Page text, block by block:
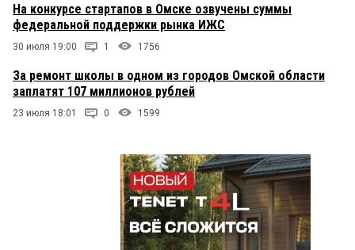
На конкурсе стартапов в Омске озвучены суммы
федеральной поддержки рынка ИЖС
30 июля 19:00 1 1756
За ремонт школы в одном из городов Омской области
заплатят 107 миллионов рублей
23 июля 18:01 0 1599